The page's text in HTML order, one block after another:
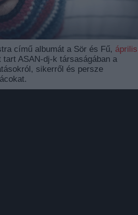
című albumát a Sör és Fű, április
ASAN-dj-k társaságában a
sikerről és persze